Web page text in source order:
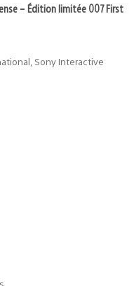
– Édition limitée 007 First
Sony Interactive